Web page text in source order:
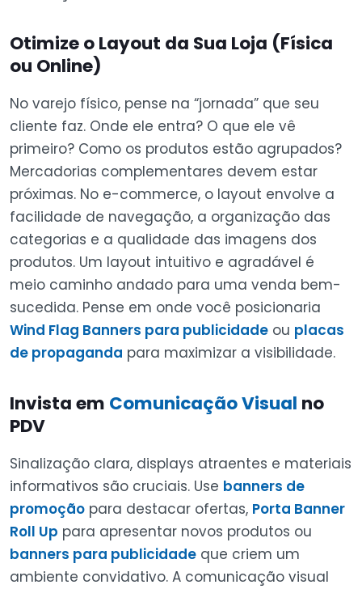
Otimize o Layout da Sua Loja (Física
ou Online)
No varejo físico, pense na “jornada” que seu
cliente faz. Onde ele entra? O que ele vê
primeiro? Como os produtos estão agrupados?
Mercadorias complementares devem estar
próximas. No e-commerce, o layout envolve a
facilidade de navegação, a organização das
categorias e a qualidade das imagens dos
produtos. Um layout intuitivo e agradável é
meio caminho andado para uma venda bem-
sucedida. Pense em onde você posicionaria
Wind Flag Banners para publicidade ou placas
de propaganda para maximizar a visibilidade.
Invista em Comunicação Visual no
PDV
Sinalização clara, displays atraentes e materiais
informativos são cruciais. Use banners de
promoção para destacar ofertas, Porta Banner
Roll Up para apresentar novos produtos ou
banners para publicidade que criem um
ambiente convidativo. A comunicação visual